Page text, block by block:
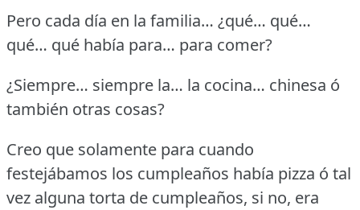
Pero cada día en la familia… ¿qué… qué…
qué… qué había para… para comer?
¿Siempre… siempre la… la cocina… chinesa ó
también otras cosas?
Creo que solamente para cuando
festejábamos los cumpleaños había pizza ó tal
vez alguna torta de cumpleaños, si no, era